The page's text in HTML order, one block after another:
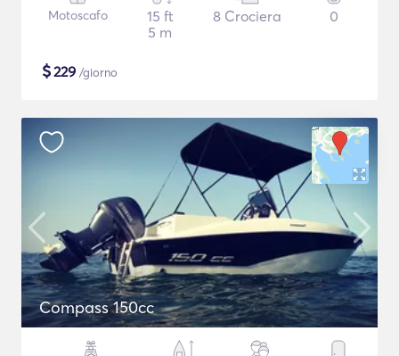
Motoscafo
15 ft
5 m
8 Crociera 0
$229 /giorno
Compass 150cc